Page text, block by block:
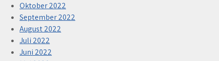
Oktober 2022
September 2022
August 2022
Juli 2022
Juni 2022